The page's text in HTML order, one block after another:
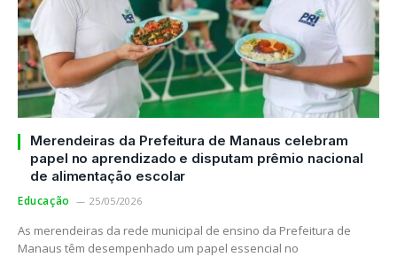
Merendeiras da Prefeitura de Manaus celebram
papel no aprendizado e disputam prêmio nacional
de alimentação escolar
Educação 25/05/2026
As merendeiras da rede municipal de ensino da Prefeitura de
Manaus têm desempenhado um papel essencial no